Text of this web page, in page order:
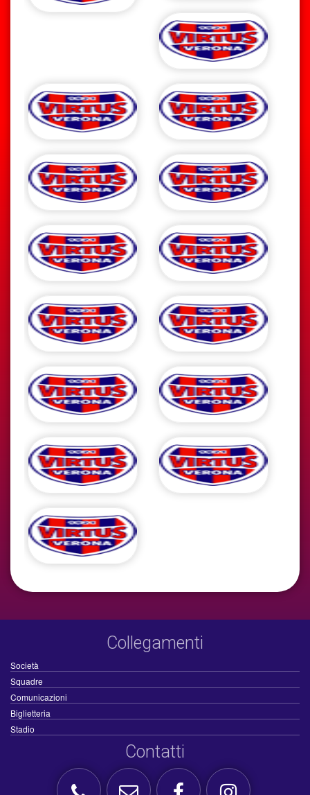
Collegamenti
Società
Squadre
Comunicazioni
Biglietteria
Stadio
Contatti